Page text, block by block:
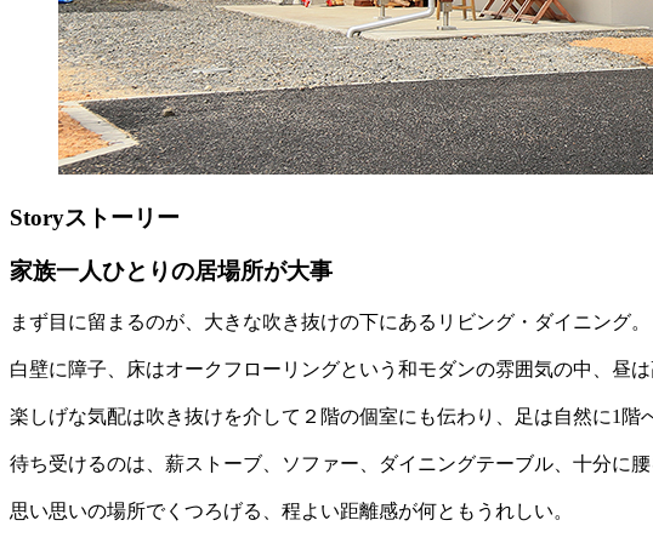
Storyストーリー
家族一人ひとりの居場所が大事
まず目に留まるのが、大きな吹き抜けの下にあるリビング・ダイニング。
白壁に障子、床はオークフローリングという和モダンの雰囲気の中、昼
楽しげな気配は吹き抜けを介して２階の個室にも伝わり、足は自然に1階
待ち受けるのは、薪ストーブ、ソファー、ダイニングテーブル、十分に腰
思い思いの場所でくつろげる、程よい距離感が何ともうれしい。